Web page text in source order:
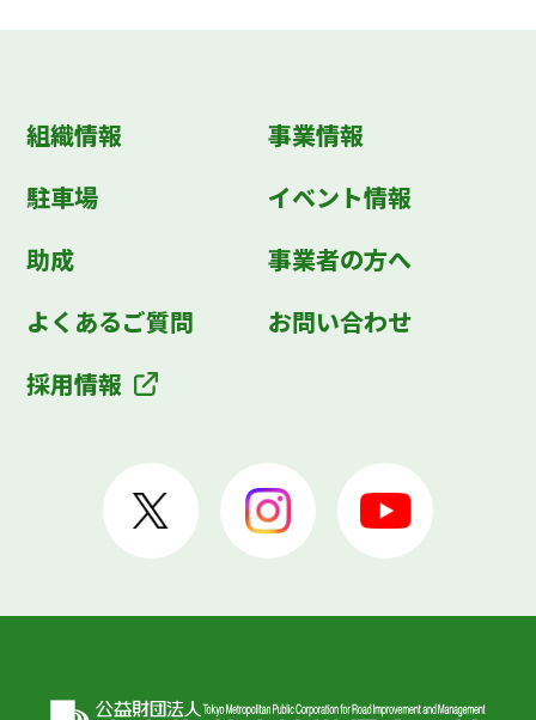
組織情報
事業情報
駐車場
イベント情報
助成
事業者の方へ
よくあるご質問
お問い合わせ
採用情報